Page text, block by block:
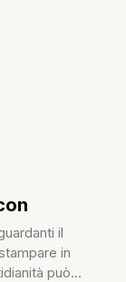
il
in
può...